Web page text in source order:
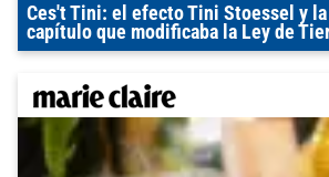
Ces't Tini: el efecto Tini Stoessel y la
capítulo que modificaba la Ley de